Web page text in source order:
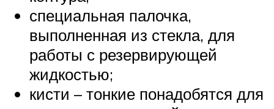
специальная палочка,
выполненная из стекла, для
работы с резервирующей
жидкостью;
кисти – тонкие понадобятся для